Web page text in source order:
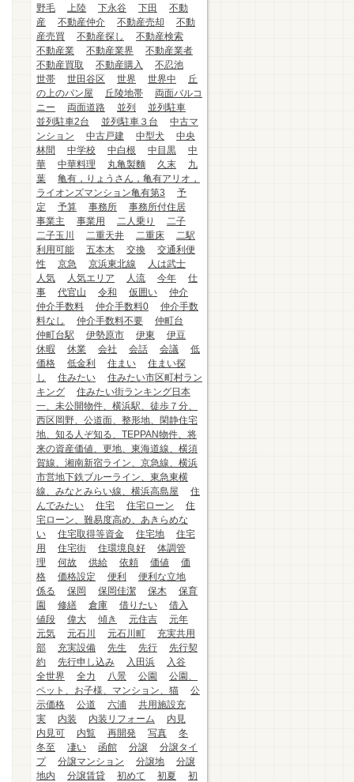
野毛
上陸 下永谷 下田
不動
産
不動産仲介 不動産売却
不動
産売買
不動産探し
不動産検索
不動産業
不動産業界
不動産業者
不動産買取
不動産購入
不忍池
世帯
世田谷区 世界 世界中
丘
の上のパン屋
丘陵地帯
両面バルコ
ニー
両面道路 並列
並列駐車
並列駐車2台
並列駐車３台
中古マ
ンション
中古戸建 中型犬
中央
林間
中学校 中白根 中目黒
中
華
中華料理 丸亀製麵 久末
九
葉
亀有，りょうさん，亀有アリオ，
ライオンズマンション亀有第3
予
定
予算 事務所
事務所付住居
事業主
事業用 二人乗り
二子
二子玉川
二重天井 二重床
二駅
利用可能
五本木 交換
交通利便
性
京急 京浜東北線
人は武士
人気
人気エリア 人流 今年
仕
事
代官山 令和 仮囲い
仲介
仲介手数料
仲介手数料0
仲介手数
料なし
仲介手数料不要
仲町台
仲町台駅
伊勢原市 伊東
伊豆
休暇
休業 会社 会話 会議
低
価格
低金利 住まい
住まい探
し
住みたい
住みたい市区町村ラン
キング
住みたい街ランキング日本
一、未公開物件、横浜駅、徒歩７分、
西区岡野、公道面、整形地、閑静住宅
地、知る人ぞ知る、TEPPAN物件、将
来の資産価値、更地、東海道線、横須
賀線、湘南新宿ライン、京急線、横浜
市営地下鉄ブルーライン、東急東横
線、みなとみらい線、横浜高島屋
住
んでみたい
住宅 住宅ローン
住
宅ローン、難易度高め、あきらめな
い
住宅取得等資金 住宅地
住宅
用
住宅街 住環境良好
体調管
理
何故 供給 依頼 価値
価
格
価格設定 便利
便利な立地
係る
保岡 保岡佳潔 保木
保育
園
修繕 倉庫 借りたい
借入
値段
偉大 傾き 元住吉
元年
元気
元石川 元石川町
充実共用
部
充実設備 先生 先行
先行契
約
先行申し込み 入田浜
入谷
全世界
全力 八景 公園
公園、
ペット、お子様、マンション、猫
公
示価格
公道 六浦
共用施設充
実
内装 内装リフォーム
内見
内見可
内覧 再開発 写真
冬
冬至
凄い 函館 分譲
分譲タイ
プ
分譲マンション 分譲地
分譲
地内
分譲賃貸 初めて 初夏
初